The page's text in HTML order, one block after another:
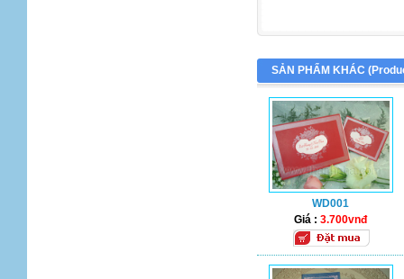
SẢN PHẨM KHÁC (
WD001
Giá :3.700vnđ